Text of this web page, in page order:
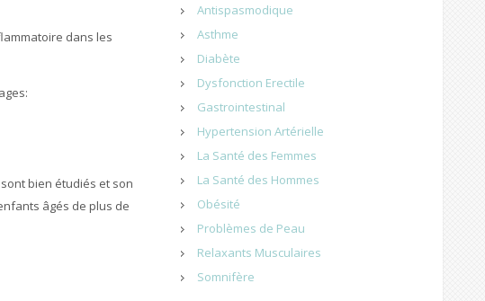
dans les
bien étudiés et son
âgés de plus de
Antispasmodique
Asthme
Diabète
Dysfonction Erectile
Gastrointestinal
Hypertension Artérielle
La Santé des Femmes
La Santé des Hommes
Obésité
Problèmes de Peau
Relaxants Musculaires
Somnifère